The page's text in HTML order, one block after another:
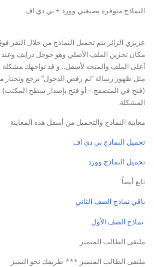
النماذج متوفرة بصيغتي وورد + بي دي اف
عزيزي الزائر يتم تحميل النماذج من خلال النقر
مكان تخزين الملف الأصلي وهو جوجل درايف وعند
أعلى الملف والمتجه لأسفل.. و قد تواجهك مشكلة
مثل ظهور رسالة “تم رفض الدخول” نرجع ونختار
(فتح في المتصفح – أو فتح بإصدار سطح المكتب)
المشكلة.
معاينة النماذج والتحميل من أسفل هذه المعاينة
تحميل النماذج بي دي اف
تحميل النماذج وورد
تابع أيضاً
باقي نماذج الصف الثاني
نماذج الصف الأول
ملتقى الطالب المتميز
ملتقى الطالب المتميز *** طريقك نحو التميز